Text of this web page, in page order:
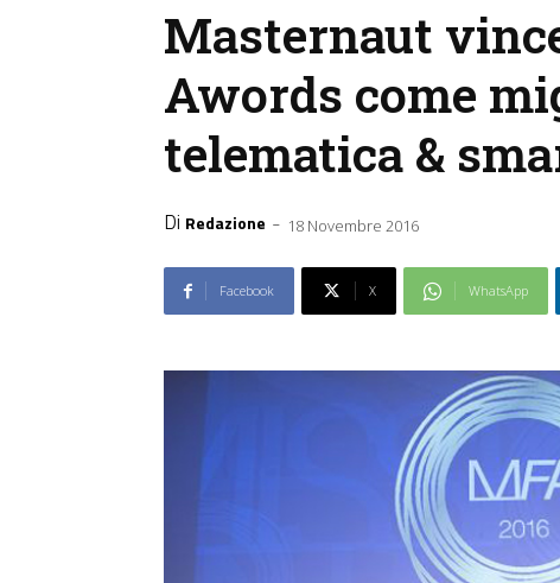
Masternaut
Awords come
telematica &
Di Redazione - 18 Novembre 2016
Facebook X WhatsApp